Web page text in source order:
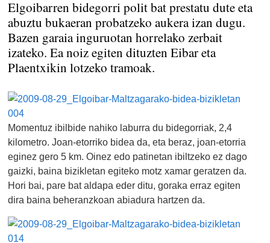
Elgoibarren bidegorri polit bat prestatu dute eta
abuztu bukaeran probatzeko aukera izan dugu.
Bazen garaia inguruotan horrelako zerbait
izateko. Ea noiz egiten dituzten Eibar eta
Plaentxikin lotzeko tramoak.
Momentuz ibilbide nahiko laburra du bidegorriak, 2,4
kilometro. Joan-etorriko bidea da, eta beraz, joan-etorria
eginez gero 5 km. Oinez edo patinetan ibiltzeko ez dago
gaizki, baina bizikletan egiteko motz xamar geratzen da.
Hori bai, pare bat aldapa eder ditu, goraka erraz egiten
dira baina beheranzkoan abiadura hartzen da.